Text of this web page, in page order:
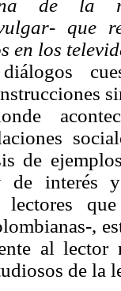
de la
que
en los
de
de interés
,
al lector
de la